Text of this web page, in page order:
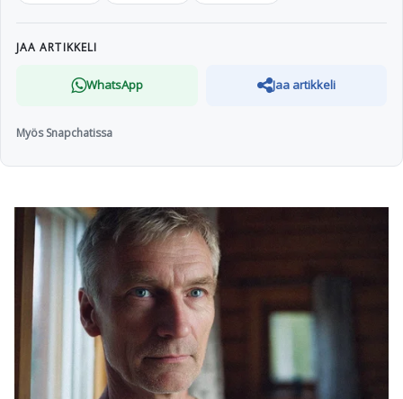
JAA ARTIKKELI
WhatsApp Jaa artikkeli
Myös Snapchatissa